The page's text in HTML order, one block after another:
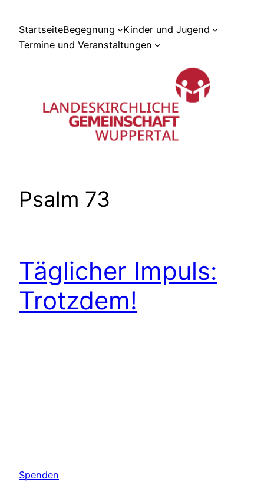
Inhalt
springen
StartseiteBegegnung
Kinder und Jugend
Termine und Veranstaltungen
Psalm 73
Täglicher Impuls:
Trotzdem!
Spenden